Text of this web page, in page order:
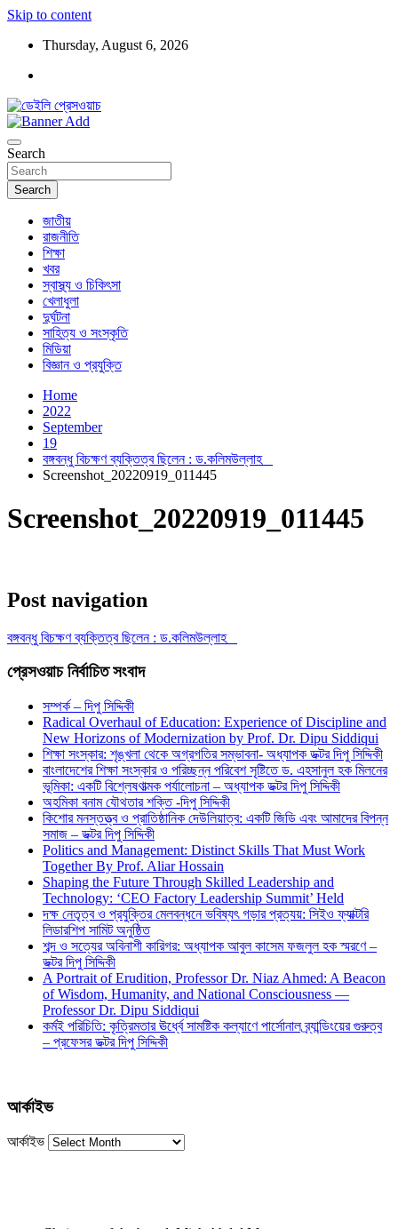
Skip to content
Thursday, August 6, 2026
ডেইলি প্রেসওয়াচ
Search
Search
জাতীয়
রাজনীতি
শিক্ষা
খবর
স্বাস্থ্য ও চিকিৎসা
খেলাধুলা
দুর্ঘটনা
সাহিত্য ও সংস্কৃতি
মিডিয়া
বিজ্ঞান ও প্রযুক্তি
Home
2022
September
19
বঙ্গবন্ধু বিচক্ষণ ব্যক্তিত্ব ছিলেন : ড.কলিমউল্লাহ
Screenshot_20220919_011445
Screenshot_20220919_011445
Post navigation
বঙ্গবন্ধু বিচক্ষণ ব্যক্তিত্ব ছিলেন : ড.কলিমউল্লাহ
প্রেসওয়াচ নির্বাচিত সংবাদ
সম্পর্ক – দিপু সিদ্দিকী
Radical Overhaul of Education: Experience of Discipline and
New Horizons of Modernization by Prof. Dr. Dipu Siddiqui
শিক্ষা সংস্কার: শৃঙ্খলা থেকে অগ্রগতির সম্ভাবনা- অধ্যাপক ডক্টর দিপু সিদ্দিকী
বাংলাদেশের শিক্ষা সংস্কার ও পরিচ্ছন্ন পরিবেশ সৃষ্টিতে ড. এহসানুল হক মিলনের
ভূমিকা: একটি বিশ্লেষণাত্মক পর্যালোচনা – অধ্যাপক ডক্টর দিপু সিদ্দিকী
অহমিকা বনাম যৌথতার শক্তি -দিপু সিদ্দিকী
কিশোর মনস্তত্ত্ব ও প্রাতিষ্ঠানিক দেউলিয়াত্ব: একটি জিডি এবং আমাদের বিপন্ন
সমাজ – ডক্টর দিপু সিদ্দিকী
Politics and Management: Distinct Skills That Must Work
Together By Prof. Aliar Hossain
Shaping the Future Through Skilled Leadership and
Technology: ‘CEO Factory Leadership Summit’ Held
দক্ষ নেতৃত্ব ও প্রযুক্তির মেলবন্ধনে ভবিষ্যৎ গড়ার প্রত্যয়: সিইও ফ্যাক্টরি
লিডারশিপ সামিট অনুষ্ঠিত
শব্দ ও সত্যের অবিনাশী কারিগর: অধ্যাপক আবুল কাসেম ফজলুল হক স্মরণে –
ডক্টর দিপু সিদ্দিকী
A Portrait of Erudition, Professor Dr. Niaz Ahmed: A Beacon
of Wisdom, Humanity, and National Consciousness —
Professor Dr. Dipu Siddiqui
কর্মই পরিচিতি: কৃত্রিমতার ঊর্ধ্বে সামষ্টিক কল্যাণে পার্সোনাল ব্র্যান্ডিংয়ের গুরুত্ব
– প্রফেসর ডক্টর দিপু সিদ্দিকী
আর্কাইভ
আর্কাইভ